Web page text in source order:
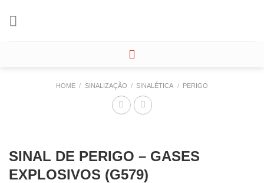
HOME / SINALIZAÇÃO / SINALÉTICA / PERIGO
SINAL DE PERIGO – GASES
EXPLOSIVOS (G579)